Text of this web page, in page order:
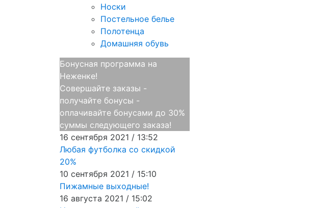
Носки
Постельное белье
Полотенца
Домашняя обувь
Бонусная программа на
Неженке!
Совершайте заказы -
получайте бонусы -
оплачивайте бонусами до 30%
суммы следующего заказа!
16 сентября 2021 / 13:52
Любая футболка со скидкой
20%
10 сентября 2021 / 15:10
Пижамные выходные!
16 августа 2021 / 15:02